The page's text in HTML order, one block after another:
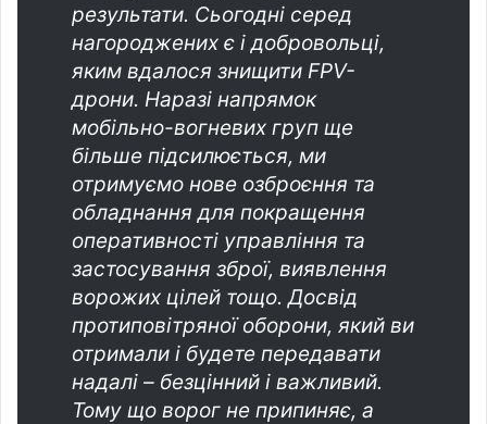
результати. Сьогодні серед
нагороджених є і добровольці,
яким вдалося знищити FPV-
дрони. Наразі напрямок
мобільно-вогневих груп ще
більше підсилюється, ми
отримуємо нове озброєння та
обладнання для покращення
оперативності управління та
застосування зброї, виявлення
ворожих цілей тощо. Досвід
протиповітряної оборони, який ви
отримали і будете передавати
надалі – безцінний і важливий.
Тому що ворог не припиняє, а